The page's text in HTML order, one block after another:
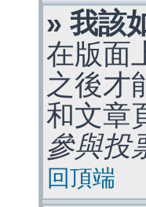
» 我該
在版面
之後才
和文章
參與投
回頂端